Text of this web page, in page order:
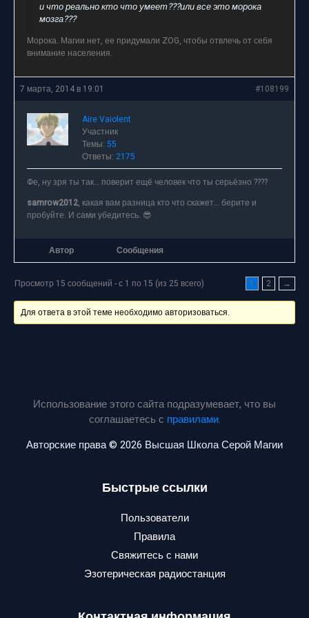
и что реально кто что умеет???или все это морока
мозга???
Морока. Магии нет, ее придумали ZOG, чтобы отвлечь от себя
внимание населения.
7 марта, 2014 в 19:01 #108199
Aire Vaiolent
Участник
Темы: 55
Ответы: 2175
Фе, ну зря ты так… поверит ещё человек что ты серьёзно ????
samrow2012, какая вам разница кто что скажет… берите и
пробуйте. И сами убедитесь. 😎
Автор Сообщения
Просмотр 15 сообщений - с 1 по 15 (из 25 всего) 1 2 →
Для ответа в этой теме необходимо авторизоваться.
Использование этого сайта подразумевает, что вы
соглашаетесь с правилами.
Авторские права © 2026 Высшая Школа Серой Магии
Быстрые ссылки
Пользователи
Правила
Свяжитесь с нами
Эзотерическая радиостанция